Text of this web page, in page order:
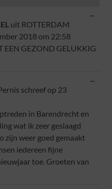
uit ROTTERDAM
2018 om 22:58
EEN GEZOND GELUKKIG
...
schreef op 23
in Barendrecht en
wat ik zeer geslaagd
zijn weer goed gemaakt
iedereen fijne
toe. Groeten van
...